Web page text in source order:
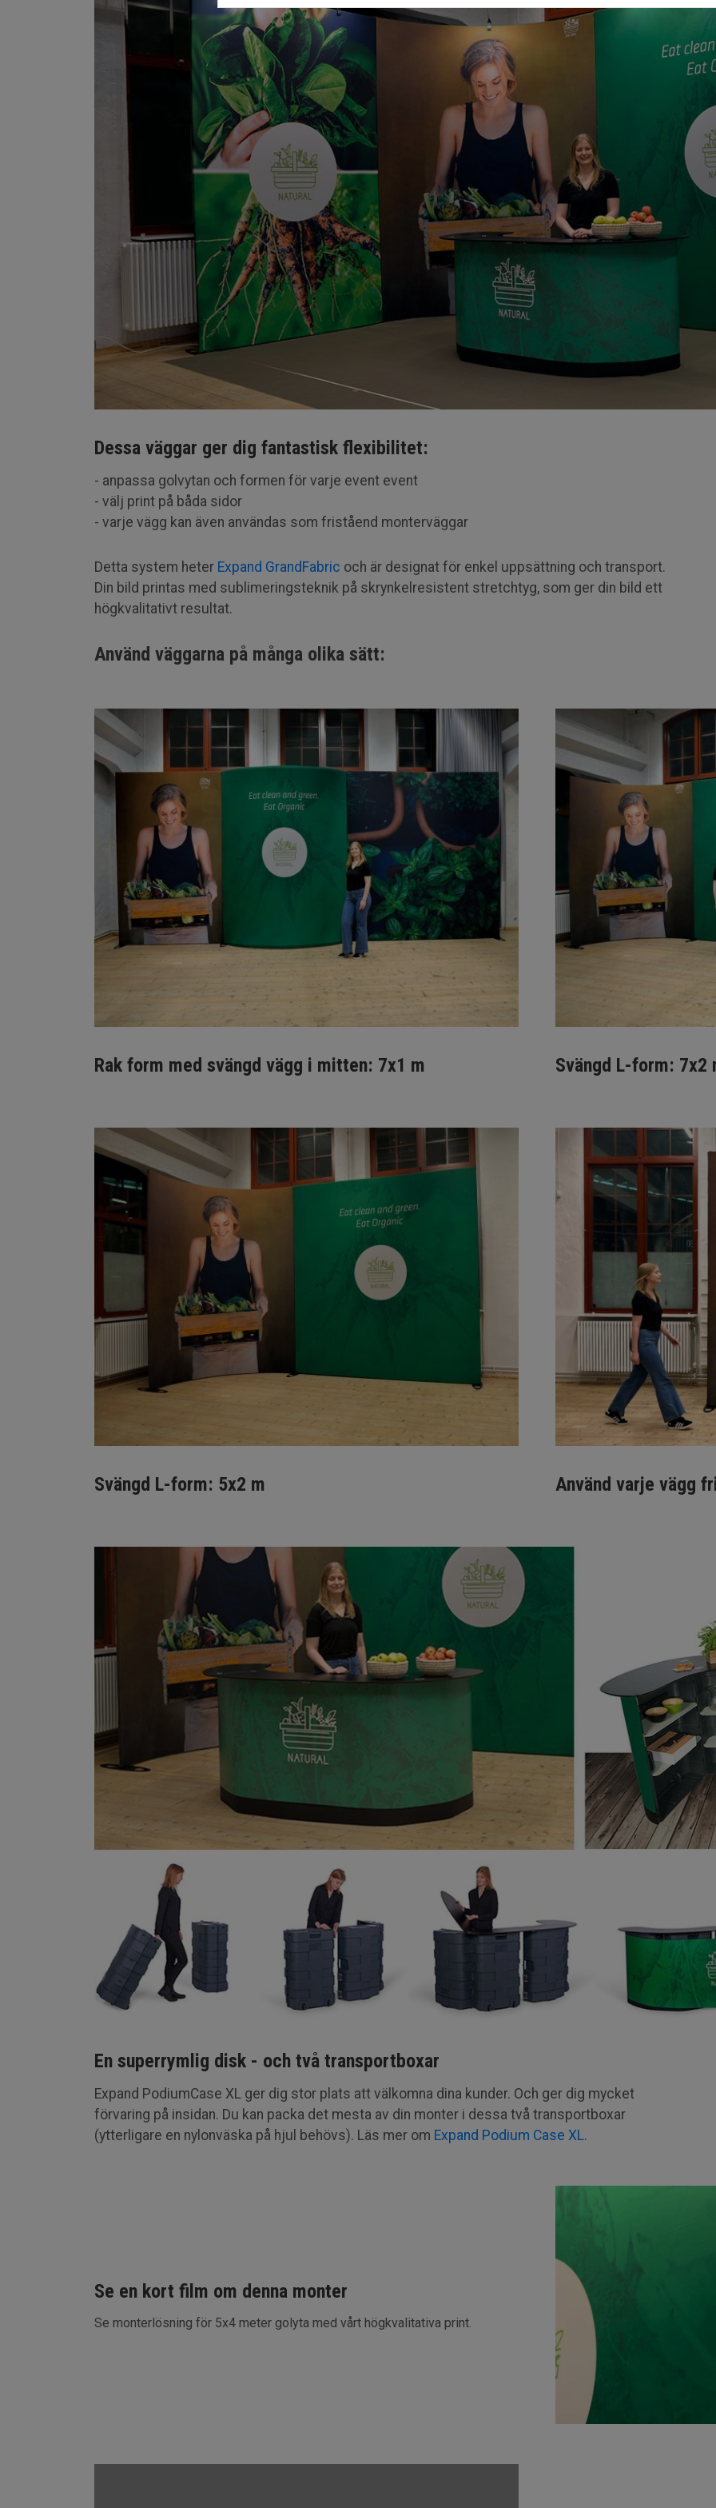
Dessa väggar ger dig fantastisk flexibilitet:
- anpassa golvytan och formen för varje event event
- välj print på båda sidor
- varje vägg kan även användas som friståend monterväggar
Detta system heter Expand GrandFabric och är designat för enkel uppsättning och transport.
Din bild printas med sublimeringsteknik på skrynkelresistent stretchtyg, som ger din bild ett
högkvalitativt resultat.
Använd väggarna på många olika sätt:
Rak form med svängd vägg i mitten: 7x1 m Svängd L-form: 7x2
Svängd L-form: 5x2 m Använd varje vägg
En superrymlig disk - och två transportboxar
Expand PodiumCase XL ger dig stor plats att välkomna dina kunder. Och ger dig mycket
förvaring på insidan. Du kan packa det mesta av din monter i dessa två transportboxar
(ytterligare en nylonväska på hjul behövs). Läs mer om Expand Podium Case XL.
Se en kort film om denna monter
Se monterlösning för 5x4 meter golyta med vårt högkvalitativa print.